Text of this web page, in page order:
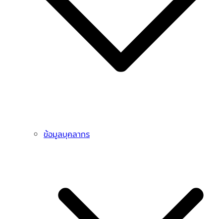
ข้อมูลบุคลากร